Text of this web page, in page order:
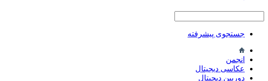
جستجوی پیشرفته
انجمن
عکاسی دیجیتال
دوربین دیجیتال